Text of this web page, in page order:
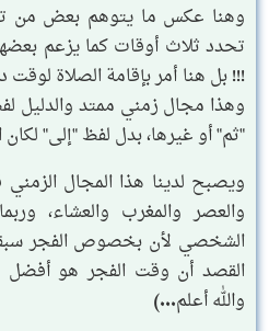
وهنا عكس ما يتوهم بعض من
تحدد ثلاث أوقات كما يزعم
!!! بل هنا أمر بإقامة الصلاة
وهذا مجال زمني ممتد والدليل
"ثم" أو غيرها، بدل لفظ "إلى"
ويصبح لدينا هذا المجال
والعصر والمغرب والعشاء،
الشخصي لأن بخصوص الفجر
القصد أن وقت الفجر هو أفضل
والله أعلم...)